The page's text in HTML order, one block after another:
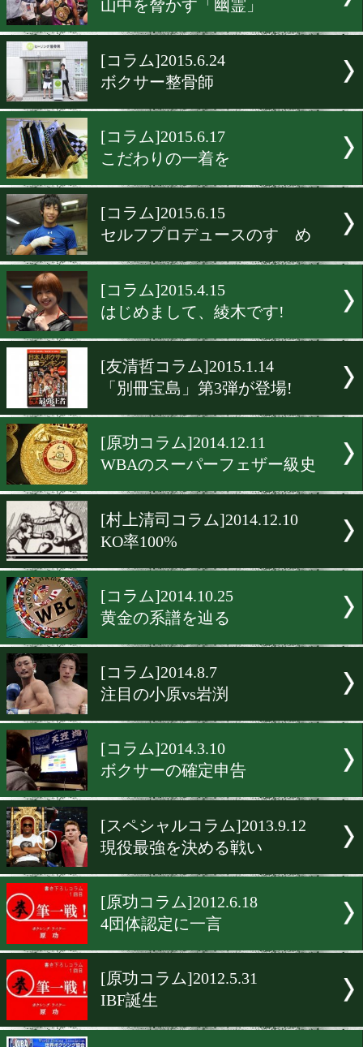
“神の左”にエールを送る
[原功コラム]2015.7.19
山中を脅かす「幽霊」
[コラム]2015.6.24
ボクサー整骨師
[コラム]2015.6.17
[コラム]2015.6.15
セルフプロデュースのすゝ
[コラム]2015.4.15
はじめまして、綾木です!
[友清哲コラム]2015.1.14
「別冊宝島」第3弾が登場!
[原功コラム]2014.12.11
WBAのスーパーフェザー
[村上清司コラム]2014.12.10
[コラム]2014.10.25
黄金の系譜を辿る
[コラム]2014.8.7
注目の小原vs岩渕